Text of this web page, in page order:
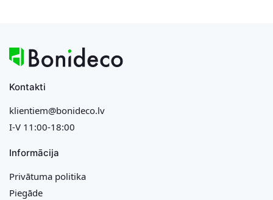
Kontakti
klientiem@bonideco.lv
I-V 11:00-18:00
Informācija
Privātuma politika
Piegāde